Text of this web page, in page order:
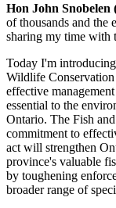
Hon John
of thousands and the
sharing my time with
Today I'm
Wildlife
effective
essential to the
Ontario. The Fish
commitment to
act will strengthen
province's valuable
by toughening
broader range of